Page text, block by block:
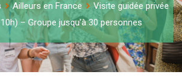
Ailleurs en France
Visite guidée privée
– Groupe jusqu’à 30 personnes